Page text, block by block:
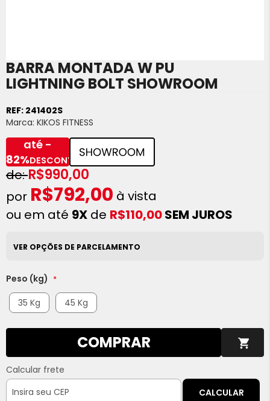
BARRA MONTADA W PU
LIGHTNING BOLT SHOWROOM
REF: 241402S
Marca: KIKOS FITNESS
R$990,00
até -
82%DESCONTO
R$792,00 à vista
ou em até 9X de R$110,00SEM JUROS
VER OPÇÕES DE PARCELAMENTO
Peso (kg)
35 Kg
45 Kg
COMPRAR
Calcular frete
CALCULAR
Saltar
para
o
da
Galeria
de
imagens